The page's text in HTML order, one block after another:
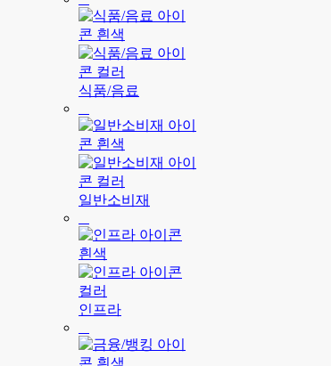
식품/음료
일반소비재
인프라